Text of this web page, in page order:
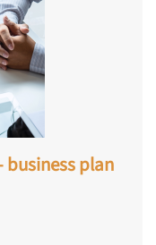
business plan